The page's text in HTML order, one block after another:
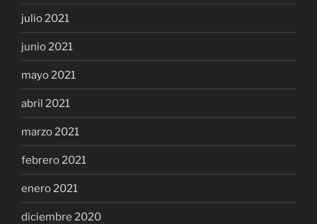
julio 2021
junio 2021
mayo 2021
abril 2021
marzo 2021
febrero 2021
enero 2021
diciembre 2020